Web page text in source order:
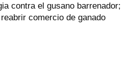
contra el gusano barrenador;
comercio de ganado